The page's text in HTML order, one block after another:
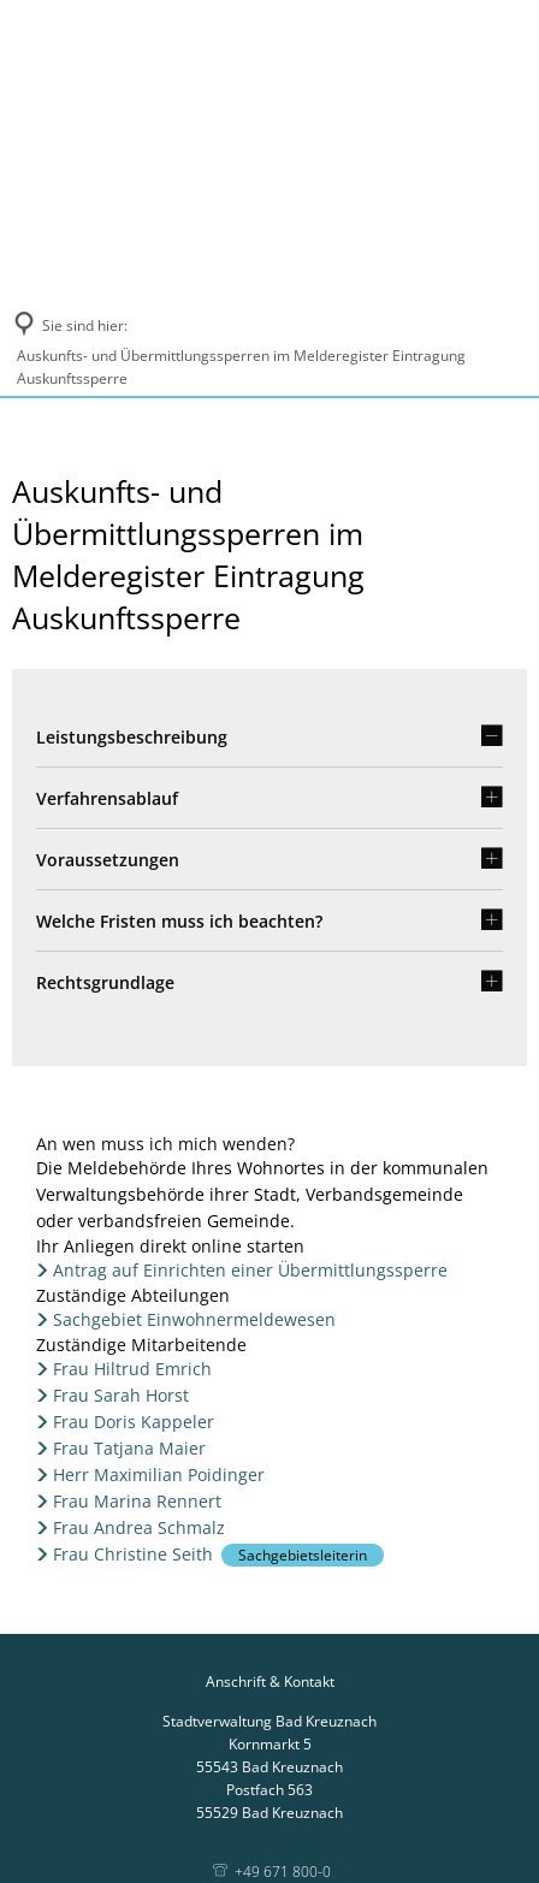
Sie sind hier:
Auskunfts- und Übermittlungssperren im Melderegister Eintragung
Auskunftssperre
Auskunfts- und
Übermittlungssperren im
Melderegister Eintragung
Auskunftssperre
Leistungsbeschreibung
Verfahrensablauf
Voraussetzungen
Welche Fristen muss ich beachten?
Rechtsgrundlage
Ihr Anliegen direkt online starten
Antrag auf Einrichten einer Übermittlungssperre
An wen muss ich mich wenden?
Die Meldebehörde Ihres Wohnortes in der kommunalen
Verwaltungsbehörde ihrer Stadt, Verbandsgemeinde
oder verbandsfreien Gemeinde.
Zuständige Abteilungen
Sachgebiet Einwohnermeldewesen
Zuständige Mitarbeitende
Frau Hiltrud Emrich
Frau Sarah Horst
Frau Doris Kappeler
Frau Tatjana Maier
Herr Maximilian Poidinger
Frau Marina Rennert
Frau Andrea Schmalz
Frau Christine Seith
Sachgebietsleiterin
Anschrift & Kontakt
Stadtverwaltung Bad Kreuznach
Kornmarkt 5
55543 Bad Kreuznach
Postfach 563
55529 Bad Kreuznach
+49 671 800-0